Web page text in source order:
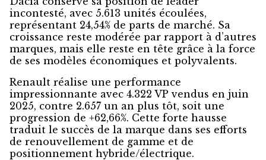
incontesté, avec 5.613 unités écoulées,
représentant 24,54% de parts de marché. Sa
croissance reste modérée par rapport à d’autres
marques, mais elle reste en tête grâce à la force
de ses modèles économiques et polyvalents.
Renault réalise une performance
impressionnante avec 4.322 VP vendus en juin
2025, contre 2.657 un an plus tôt, soit une
progression de +62,66%. Cette forte hausse
traduit le succès de la marque dans ses efforts
de renouvellement de gamme et de
positionnement hybride/électrique.